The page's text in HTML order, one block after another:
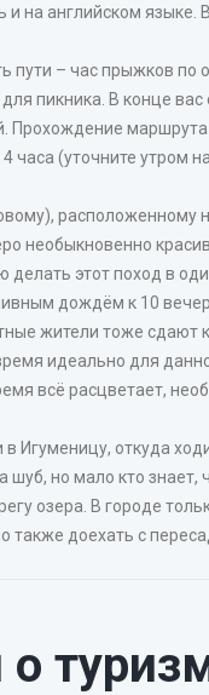
и на английском
пути – час прыжков
пикника. В конце
(уточните утром
расположенному
необыкновенно
этот поход в
дождём к 10
жители тоже сдают
идеально для
всё расцветает,
откуда
но мало кто
озера. В городе
доехать с
о